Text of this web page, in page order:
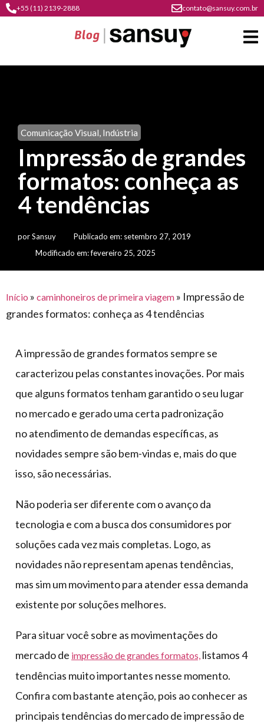
+55 (11) 2139-2888 contato@sansuy.com.br
contato
cultura
do
plástico
institucional
materiais
gratuitos
eventos
Agronegócio
psicultura
soluções
em
soluções
para
agronegócio
Coberturas
barracas
toldos
comunicação
visual
construção
civil
automotivo
calçados,
epi's
e
lonas
Transporte
e logística
armazenagem
lonas
de
caminhoneiro
Comunicação Visual, Indústria
Impressão de grandes
formatos: conheça as
4 tendências
porSansuy Publicado em: setembro 27, 2019
Modificado em: fevereiro 25, 2025
Início » caminhoneiros de primeira viagem » Impressão de
grandes formatos: conheça as 4 tendências
A impressão de grandes formatos sempre se
caracterizou pelas constantes inovações. Por mais
que alguns formatos tenham garantido o seu lugar
no mercado e gerado uma certa padronização
no atendimento de demandas específicas, as
novidades sempre são bem-vindas e, mais do que
isso, são necessárias.
Não poderia ser diferente com o avanço da
tecnologia e com a busca dos consumidores por
soluções cada vez mais completas. Logo, as
novidades não representam apenas tendências,
mas sim um movimento para atender essa demanda
existente por soluções melhores.
Para situar você sobre as movimentações do
mercado de impressão de grandes formatos, listamos 4
tendências muito importantes nesse momento.
Confira com bastante atenção, pois ao conhecer as
principais tendências do mercado de impressão de